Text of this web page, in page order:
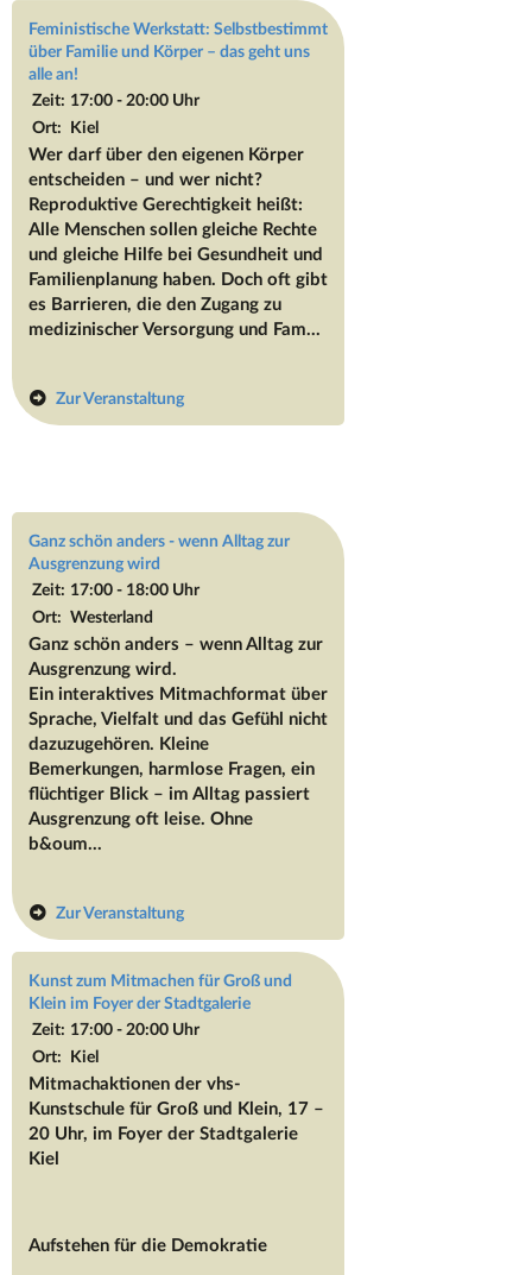
Feministische Werkstatt: Selbstbestimmt
über Familie und Körper – das geht uns
alle an!
Zeit: 17:00 - 20:00 Uhr
Ort: Kiel
Wer darf über den eigenen Körper
entscheiden – und wer nicht?
Reproduktive Gerechtigkeit heißt:
Alle Menschen sollen gleiche Rechte
und gleiche Hilfe bei Gesundheit und
Familienplanung haben. Doch oft gibt
es Barrieren, die den Zugang zu
medizinischer Versorgung und Fam...
Zur Veranstaltung
Ganz schön anders - wenn Alltag zur
Ausgrenzung wird
Zeit: 17:00 - 18:00 Uhr
Ort: Westerland
Ganz schön anders – wenn Alltag zur
Ausgrenzung wird.
Ein interaktives Mitmachformat über
Sprache, Vielfalt und das Gefühl nicht
dazuzugehören. Kleine
Bemerkungen, harmlose Fragen, ein
flüchtiger Blick – im Alltag passiert
Ausgrenzung oft leise. Ohne
b&oum...
Zur Veranstaltung
Kunst zum Mitmachen für Groß und
Klein im Foyer der Stadtgalerie
Zeit: 17:00 - 20:00 Uhr
Ort: Kiel
Mitmachaktionen der vhs-
Kunstschule für Groß und Klein, 17 –
20 Uhr, im Foyer der Stadtgalerie
Kiel
Aufstehen für die Demokratie